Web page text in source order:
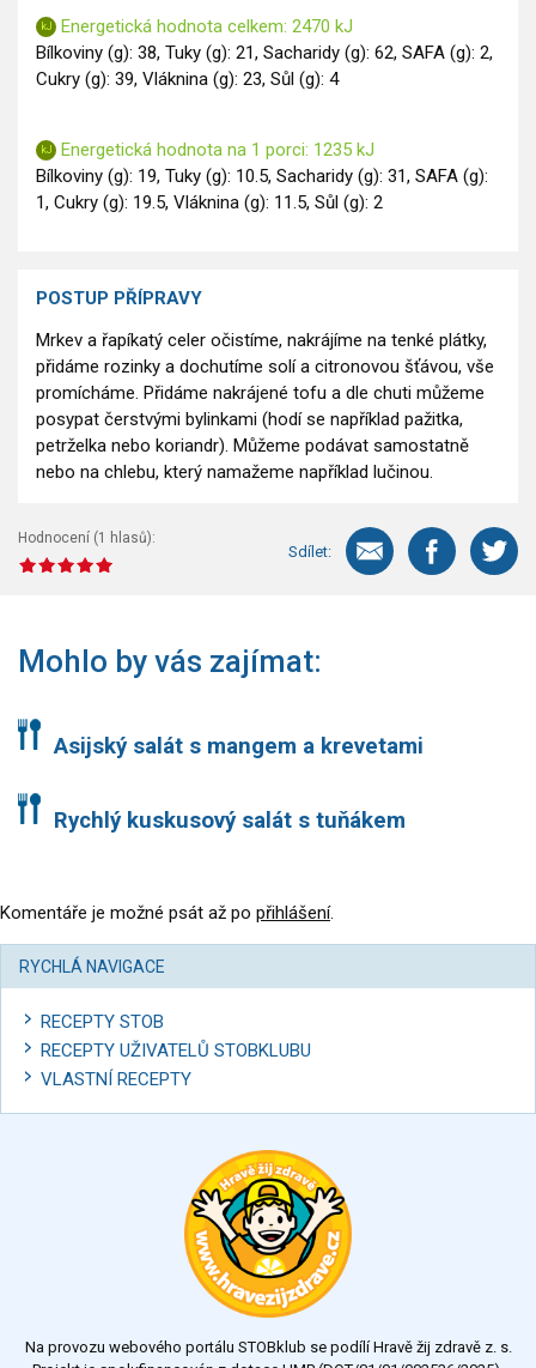
Energetická hodnota celkem: 2470 kJ
Bílkoviny (g): 38, Tuky (g): 21, Sacharidy (g): 62, SAFA (g): 2,
Cukry (g): 39, Vláknina (g): 23, Sůl (g): 4
Energetická hodnota na 1 porci: 1235 kJ
Bílkoviny (g): 19, Tuky (g): 10.5, Sacharidy (g): 31, SAFA (g):
1, Cukry (g): 19.5, Vláknina (g): 11.5, Sůl (g): 2
POSTUP PŘÍPRAVY
Mrkev a řapíkatý celer očistíme, nakrájíme na tenké plátky,
přidáme rozinky a dochutíme solí a citronovou šťávou, vše
promícháme. Přidáme nakrájené tofu a dle chuti můžeme
posypat čerstvými bylinkami (hodí se například pažitka,
petrželka nebo koriandr). Můžeme podávat samostatně
nebo na chlebu, který namažeme například lučinou.
Hodnocení (1 hlasů):
Sdílet:
Mohlo by vás zajímat:
Asijský salát s mangem a krevetami
Rychlý kuskusový salát s tuňákem
Komentáře je možné psát až po přihlášení.
RYCHLÁ NAVIGACE
RECEPTY STOB
RECEPTY UŽIVATELŮ STOBKLUBU
VLASTNÍ RECEPTY
Na provozu webového portálu STOBklub se podílí Hravě žij zdravě z. s.